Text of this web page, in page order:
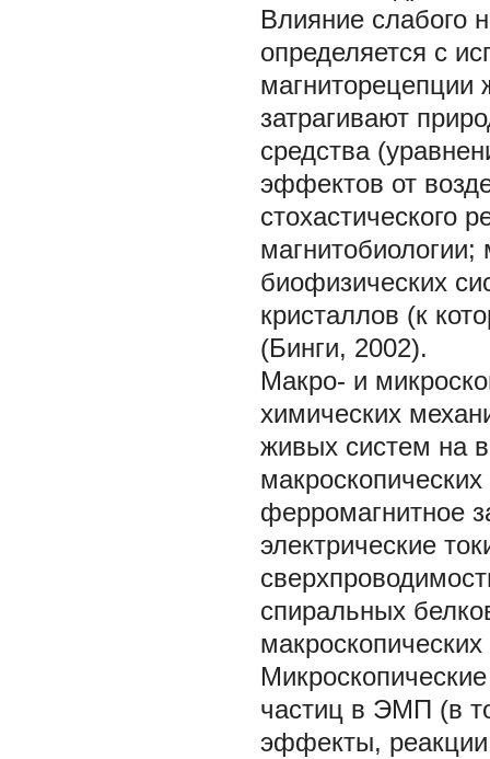
Влияние слабого
определяется с
магниторецепции
затрагивают
средства
эффектов от
стохастического
биофизических
кристаллов (к
(Бинги, 2002).
Макро- и
химических
живых систем на
ферромагнитное
электрические
спиральных
частиц в ЭМП (в
эффекты,